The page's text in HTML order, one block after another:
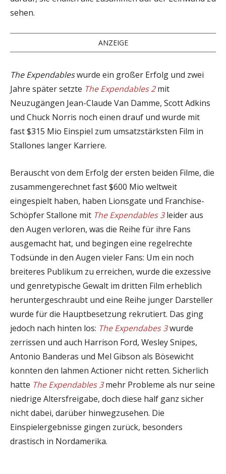
sehen.
ANZEIGE
The Expendableswurde ein großer Erfolg und zwei
Jahre später setzte The Expendables 2mit
Neuzugängen Jean-Claude Van Damme, Scott Adkins
und Chuck Norris noch einen drauf und wurde mit
fast $315 Mio Einspiel zum umsatzstärksten Film in
Stallones langer Karriere.
Berauscht von dem Erfolg der ersten beiden Filme, die
zusammengerechnet fast $600 Mio weltweit
eingespielt haben, haben Lionsgate und Franchise-
Schöpfer Stallone mit The Expendables 3leider aus
den Augen verloren, was die Reihe für ihre Fans
ausgemacht hat, und begingen eine regelrechte
Todsünde in den Augen vieler Fans: Um ein noch
breiteres Publikum zu erreichen, wurde die exzessive
und genretypische Gewalt im dritten Film erheblich
heruntergeschraubt und eine Reihe junger Darsteller
wurde für die Hauptbesetzung rekrutiert. Das ging
jedoch nach hinten los: The Expendabes 3wurde
zerrissen und auch Harrison Ford, Wesley Snipes,
Antonio Banderas und Mel Gibson als Bösewicht
konnten den lahmen Actioner nicht retten. Sicherlich
hatte The Expendables 3mehr Probleme als nur seine
niedrige Altersfreigabe, doch diese half ganz sicher
nicht dabei, darüber hinwegzusehen. Die
Einspielergebnisse gingen zurück, besonders
drastisch in Nordamerika.